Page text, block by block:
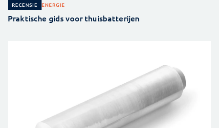
RECENSIE ENERGIE
Praktische gids voor thuisbatterijen